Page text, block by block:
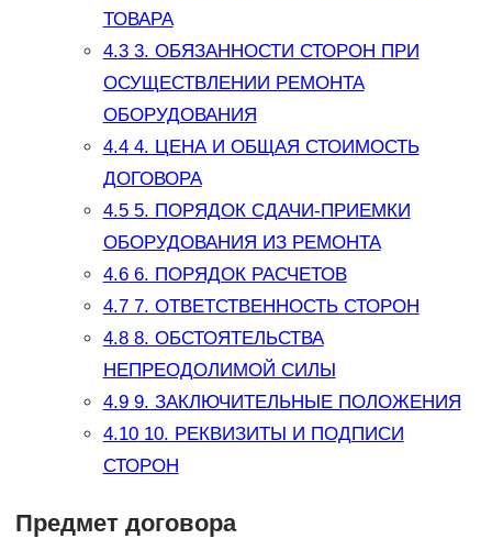
ТОВАРА
4.33. ОБЯЗАННОСТИ СТОРОН ПРИ
ОСУЩЕСТВЛЕНИИ РЕМОНТА
ОБОРУДОВАНИЯ
4.44. ЦЕНА И ОБЩАЯ СТОИМОСТЬ
ДОГОВОРА
4.55. ПОРЯДОК СДАЧИ-ПРИЕМКИ
ОБОРУДОВАНИЯ ИЗ РЕМОНТА
4.66. ПОРЯДОК РАСЧЕТОВ
4.77. ОТВЕТСТВЕННОСТЬ СТОРОН
4.88. ОБСТОЯТЕЛЬСТВА
НЕПРЕОДОЛИМОЙ СИЛЫ
4.99. ЗАКЛЮЧИТЕЛЬНЫЕ ПОЛОЖЕНИЯ
4.1010. РЕКВИЗИТЫ И ПОДПИСИ
СТОРОН
Предмет договора